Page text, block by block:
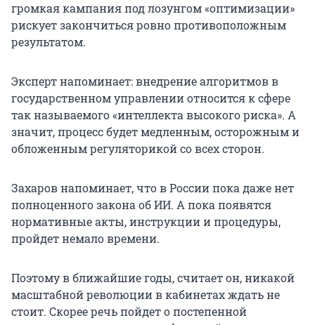
громкая кампания под лозунгом «оптимизации»
рискует закончиться ровно противоположным
результатом.
Эксперт напоминает: внедрение алгоритмов в
государственном управлении относится к сфере
так называемого «интеллекта высокого риска». А
значит, процесс будет медленным, осторожным и
обложенным регуляторикой со всех сторон.
Захаров напоминает, что в России пока даже нет
полноценного закона об ИИ. А пока появятся
нормативные акты, инструкции и процедуры,
пройдет немало времени.
Поэтому в ближайшие годы, считает он, никакой
масштабной революции в кабинетах ждать не
стоит. Скорее речь пойдет о постепенной